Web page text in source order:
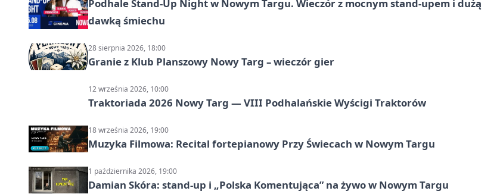
Podhale Stand-Up Night w Nowym Targu. Wieczór z mocnym stand-upem i dużą
dawką śmiechu
28 sierpnia 2026, 18:00
Granie z Klub Planszowy Nowy Targ – wieczór gier
12 września 2026, 10:00
Traktoriada 2026 Nowy Targ — VIII Podhalańskie Wyścigi Traktorów
18 września 2026, 19:00
Muzyka Filmowa: Recital fortepianowy Przy Świecach w Nowym Targu
1 października 2026, 19:00
Damian Skóra: stand-up i „Polska Komentująca” na żywo w Nowym Targu